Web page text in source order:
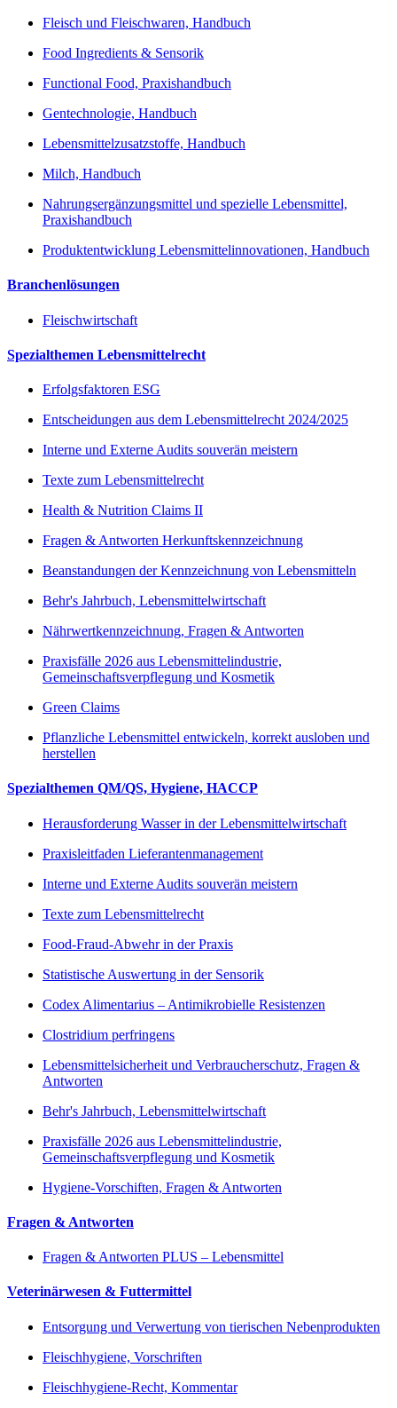
Fleisch und Fleischwaren, Handbuch
Food Ingredients & Sensorik
Functional Food, Praxishandbuch
Gentechnologie, Handbuch
Lebensmittelzusatzstoffe, Handbuch
Milch, Handbuch
Nahrungsergänzungsmittel und spezielle Lebensmittel,
Praxishandbuch
Produktentwicklung Lebensmittelinnovationen, Handbuch
Branchenlösungen
Fleischwirtschaft
Spezialthemen Lebensmittelrecht
Erfolgsfaktoren ESG
Entscheidungen aus dem Lebensmittelrecht 2024/2025
Interne und Externe Audits souverän meistern
Texte zum Lebensmittelrecht
Health & Nutrition Claims II
Fragen & Antworten Herkunftskennzeichnung
Beanstandungen der Kennzeichnung von Lebensmitteln
Behr's Jahrbuch, Lebensmittelwirtschaft
Nährwertkennzeichnung, Fragen & Antworten
Praxisfälle 2026 aus Lebensmittelindustrie,
Gemeinschaftsverpflegung und Kosmetik
Green Claims
Pflanzliche Lebensmittel entwickeln, korrekt ausloben und
herstellen
Spezialthemen QM/QS, Hygiene, HACCP
Herausforderung Wasser in der Lebensmittelwirtschaft
Praxisleitfaden Lieferantenmanagement
Interne und Externe Audits souverän meistern
Texte zum Lebensmittelrecht
Food-Fraud-Abwehr in der Praxis
Statistische Auswertung in der Sensorik
Codex Alimentarius – Antimikrobielle Resistenzen
Clostridium perfringens
Lebensmittelsicherheit und Verbraucherschutz, Fragen &
Antworten
Behr's Jahrbuch, Lebensmittelwirtschaft
Praxisfälle 2026 aus Lebensmittelindustrie,
Gemeinschaftsverpflegung und Kosmetik
Hygiene-Vorschiften, Fragen & Antworten
Fragen & Antworten
Fragen & Antworten PLUS – Lebensmittel
Veterinärwesen & Futtermittel
Entsorgung und Verwertung von tierischen Nebenprodukten
Fleischhygiene, Vorschriften
Fleischhygiene-Recht, Kommentar